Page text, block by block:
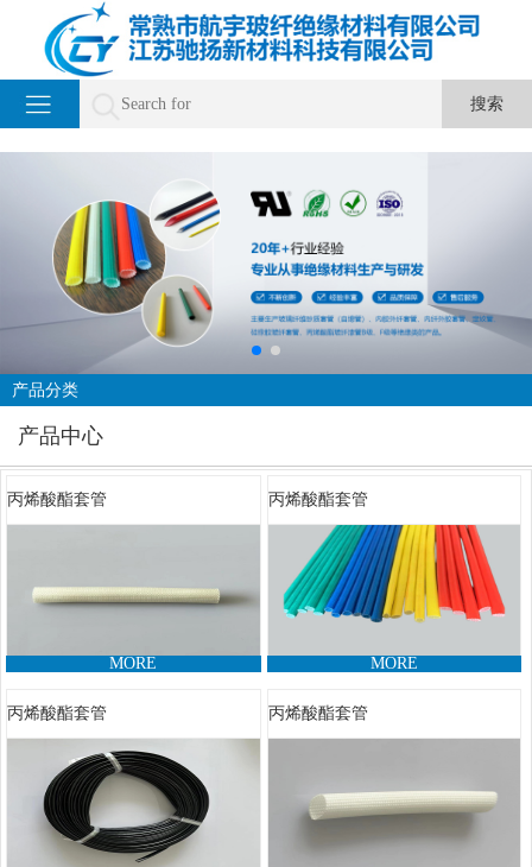
产品分类
产品中心
丙烯酸酯套管
MORE
丙烯酸酯套管
MORE
丙烯酸酯套管 丙烯酸酯套管